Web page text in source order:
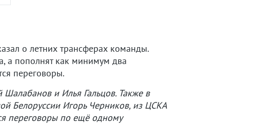
о летних трансферах команды.
а пополнят как минимум два
переговоры.
и Илья Гальцов. Также в
Белоруссии Игорь Черников, из ЦСКА
переговоры по ещё одному